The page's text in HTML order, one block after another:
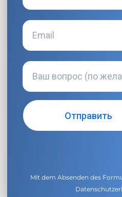
Mit dem Absenden des